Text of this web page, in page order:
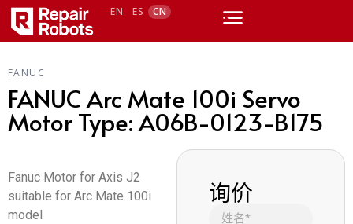
EN ES CN
FANUC
FANUC Arc Mate 100i Servo
Motor Type: A06B-0123-B175
Fanuc Motor for Axis J2
suitable for Arc Mate 100i
model
询价